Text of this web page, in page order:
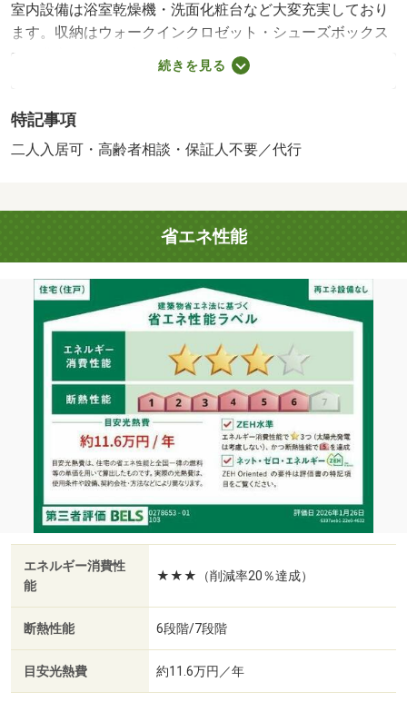
室内設備は浴室乾燥機・洗面化粧台など大変充実しており
ます。収納はウォークインクロゼット・シューズボックス
など豊富なので、広々と空間を利用することも可能です。
知らない人が来た時でも玄関を開ける必要がなくなるＴＶ
があるので、荷物の受け取りのために早く帰宅する必要が
ありません。入居後すぐに無料でインターネットをお使い
で、快適に生活できます。バルコニー付きのアパートで
す。駐輪場が付いている物件です。自分好みの住環境を整
えられる、新築の物件です。学生や友達同士で一緒に暮ら
せるお住まいです。青春を謳歌するならこちらの物件。防
犯カメラを設置しているので、犯罪の抑止や不法投棄など
による入居者同士のトラブルを減らせます。・賃貸保証
等：加入要（ハウスリーブ ハウスリーブ株式会社 契約
時保証委託料：２．２万／月額保証委託料：賃料総額の
２．２％又は５．５％ ※ペット可は２．５万／２．
５％）・管理形態／管理員の勤務形態：不在・他交通手
段：近鉄京都線大和西大寺駅バス１１分南押熊停歩５分／
近鉄難波・奈良線学園前駅バス１８分県営平城住宅停歩６
分・知らない人が来た時でも玄関を開ける必要がなくなる
ＴＶインターホンが付いております。室内設備は洗面化粧
台・浴室乾燥機など豊富に揃っており、過ごしやすいお部
用 70000円/鍵セット費 3300円
続きを見る
特記事項
二人入居可・高齢者相談・保証人不要／代行
省エネ性能
エネルギー消費性
能
★★★（削減率20％達成）
断熱性能 6段階/7段階
目安光熱費 約11.6万円／年